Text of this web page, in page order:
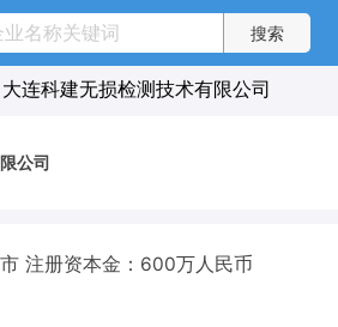
大连科建无损检测技术有限公司
公司
注册资本金：600万人民币